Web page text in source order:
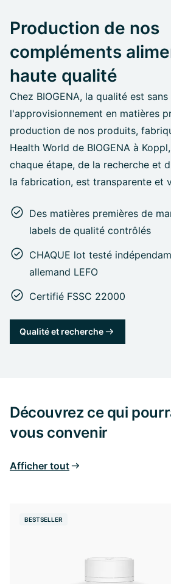
Production de nos
compléments
haute qualité
Chez BIOGENA, la qualité est
l'approvisionnement en matières
production de nos produits,
Health World de BIOGENA à
chaque étape, de la recherche et
la fabrication, est transparente et
Des matières premières de
labels de qualité contrôlés
CHAQUE lot testé
allemand LEFO
Certifié FSSC 22000
Qualité et recherche
Découvrez ce qui
vous convenir
Afficher tout
BESTSELLER